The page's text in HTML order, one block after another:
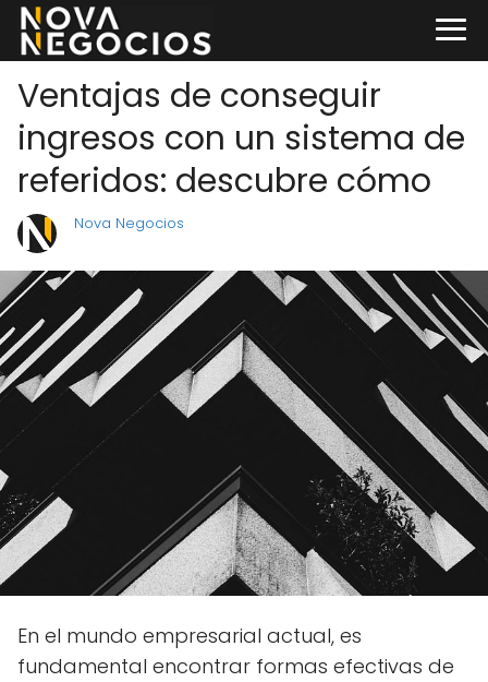
Ventajas de conseguir
ingresos con un sistema de
referidos: descubre cómo
Nova Negocios
En el mundo empresarial actual, es
fundamental encontrar formas efectivas de